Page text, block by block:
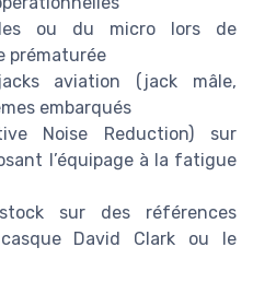
ou du micro lors de
prématurée
aviation (jack mâle,
embarqués
Noise Reduction) sur
l’équipage à la fatigue
sur des références
David Clark ou le